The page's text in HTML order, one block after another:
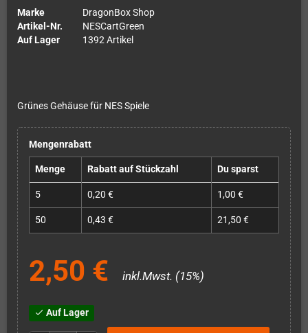
Marke
DragonBox Shop
Artikel-Nr.
NESCartGreen
Auf Lager
1392 Artikel
Grünes Gehäuse für NES Spiele
Mengenrabatt
Menge Rabatt auf Stückzahl Du sparst
5 0,20 € 1,00 €
50 0,43 € 21,50 €
2,50 € inkl.Mwst. (15%)
check Auf Lager